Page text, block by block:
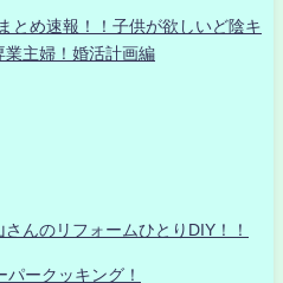
とめ速報！！子供が欲しいど陰キ
業主婦！婚活計画編
んのリフォームひとりDIY！！
ークッキング！